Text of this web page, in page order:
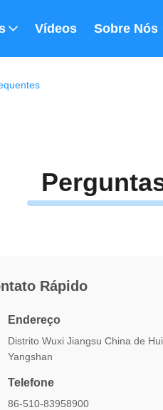
Vídeos Sobre Nós
Rápido
Endereço
Distrito Wuxi Jiangsu China de
Yangshan
Telefone
86-510-83958900